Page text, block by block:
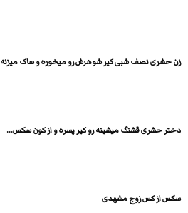
زن حشری نصف شبی کیر شوهرش رو میخوره و ساک میزنه
دختر حشری قشنگ میشینه رو کیر پسره و از کون سکس...
سکس از کس زوج مشهدی